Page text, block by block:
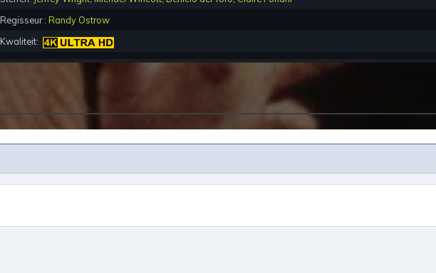
Regisseur : Randy Ostrow
Kwaliteit: